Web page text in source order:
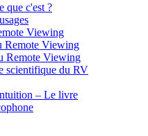
que c'est ?
Viewing
Remote Viewing
Remote Viewing
scientifique du RV
– Le livre